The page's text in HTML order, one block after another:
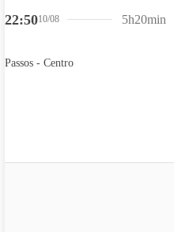
22:5010/08
Passos - Centro
5h20min